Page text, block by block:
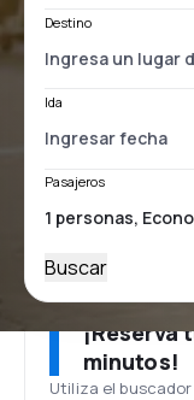
Destino
Ida
Pasajeros
Buscar
¡Reserva
minutos!
Utiliza el